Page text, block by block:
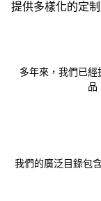
提供多樣化的定
多年來，我們已
品
我們的廣泛目錄包